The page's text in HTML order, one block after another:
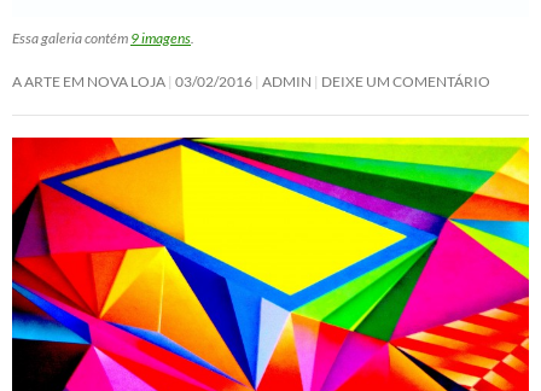
Essa galeria contém 9 imagens
A ARTE EM NOVA LOJA 03/02/2016 ADMIN DEIXE UM COMENTÁRIO